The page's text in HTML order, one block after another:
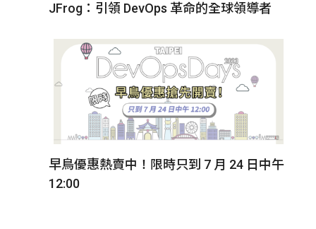
JFrog：引領 DevOps 革命的全球領導者
早鳥優惠熱賣中！限時只到 7 月 24 日中午
12:00